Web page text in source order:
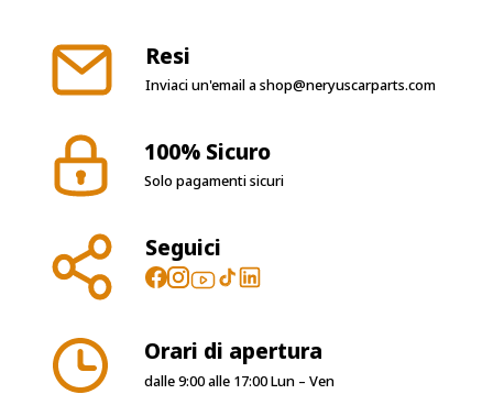
Resi
Inviaci un'email ashop@neryuscarparts.com
100% Sicuro
Solo pagamenti sicuri
Seguici
Orari di apertura
dalle 9:00 alle 17:00 Lun – Ven